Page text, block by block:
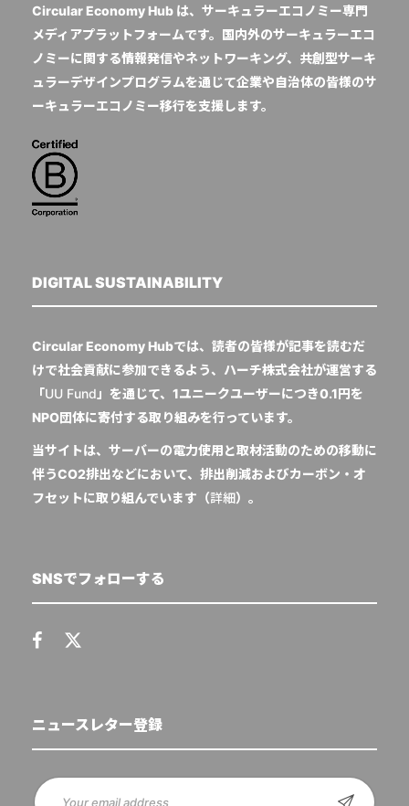
Circular Economy Hub は、サーキュラーエコノミー専門
メディアプラットフォームです。国内外のサーキュラーエコ
ノミーに関する情報発信やネットワーキング、共創型サーキ
ュラーデザインプログラムを通じて企業や自治体の皆様のサ
ーキュラーエコノミー移行を支援します。
DIGITAL SUSTAINABILITY
Circular Economy Hubでは、読者の皆様が記事を読むだ
けで社会貢献に参加できるよう、ハーチ株式会社が運営する
「UU Fund」を通じて、1ユニークユーザーにつき0.1円を
NPO団体に寄付する取り組みを行っています。
当サイトは、サーバーの電力使用と取材活動のための移動に
伴うCO2排出などにおいて、排出削減およびカーボン・オ
フセットに取り組んでいます（詳細）。
SNSでフォローする
ニュースレター登録